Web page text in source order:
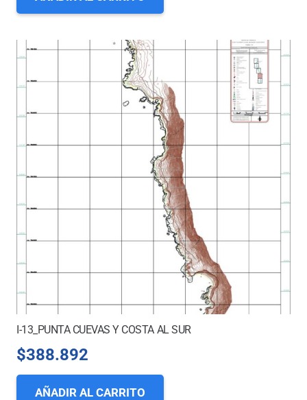
I-13_PUNTA CUEVAS Y COSTA AL SUR
$388.892
AÑADIR AL CARRITO